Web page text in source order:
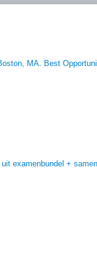
MA. Best
examenbundel +